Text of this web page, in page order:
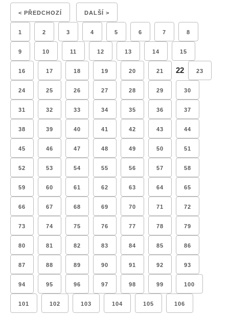
< PŘEDCHOZÍ DALŠÍ >
1 2 3 4 5 6 7 8
9 10 11 12 13 14 15
16 17 18 19 20 21 22 23
24 25 26 27 28 29 30
31 32 33 34 35 36 37
38 39 40 41 42 43 44
45 46 47 48 49 50 51
52 53 54 55 56 57 58
59 60 61 62 63 64 65
66 67 68 69 70 71 72
73 74 75 76 77 78 79
80 81 82 83 84 85 86
87 88 89 90 91 92 93
94 95 96 97 98 99 100
101 102 103 104 105 106